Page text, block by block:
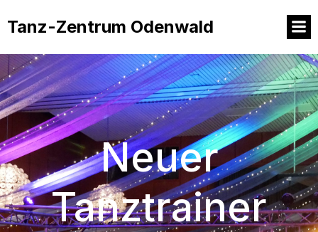
Tanz-Zentrum Odenwald
Neuer
Tanztrainer